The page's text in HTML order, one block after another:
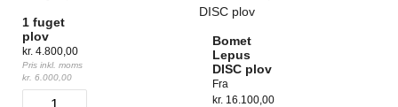
1 fuget
plov
kr. 4.800,00
Pris inkl. moms
kr. 6.000,00
Bomet
Lepus
DISC plov
Fra
kr. 16.100,00